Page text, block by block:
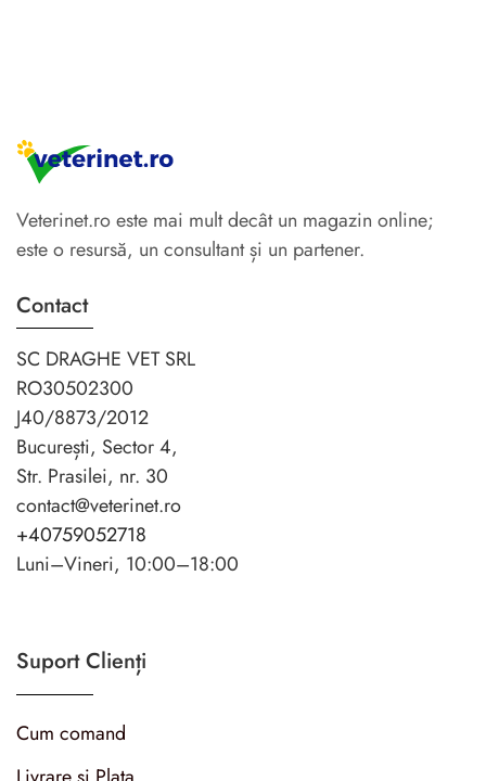
Veterinet.ro este mai mult decât un magazin online;
este o resursă, un consultant și un partener.
Contact
SC DRAGHE VET SRL
RO30502300
J40/8873/2012
București, Sector 4,
Str. Prasilei, nr. 30
contact@veterinet.ro
+40759052718
Luni–Vineri, 10:00–18:00
Suport Clienți
Cum comand